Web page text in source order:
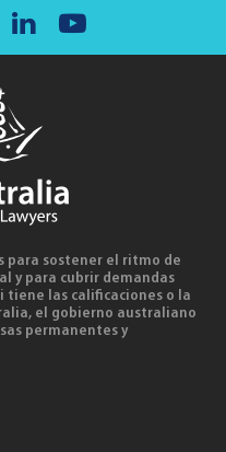
para sostener el ritmo de
y para cubrir demandas
tiene las calificaciones o la
el gobierno australiano
permanentes y